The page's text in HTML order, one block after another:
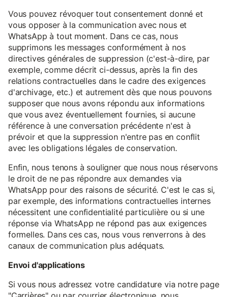
Vous pouvez révoquer tout consentement donné et
vous opposer à la communication avec nous et
WhatsApp à tout moment. Dans ce cas, nous
supprimons les messages conformément à nos
directives générales de suppression (c'est-à-dire, par
exemple, comme décrit ci-dessus, après la fin des
relations contractuelles dans le cadre des exigences
d'archivage, etc.) et autrement dès que nous pouvons
supposer que nous avons répondu aux informations
que vous avez éventuellement fournies, si aucune
référence à une conversation précédente n'est à
prévoir et que la suppression n'entre pas en conflit
avec les obligations légales de conservation.
Enfin, nous tenons à souligner que nous nous réservons
le droit de ne pas répondre aux demandes via
WhatsApp pour des raisons de sécurité. C'est le cas si,
par exemple, des informations contractuelles internes
nécessitent une confidentialité particulière ou si une
réponse via WhatsApp ne répond pas aux exigences
formelles. Dans ces cas, nous vous renverrons à des
canaux de communication plus adéquats.
Envoi d'applications
Si vous nous adressez votre candidature via notre page